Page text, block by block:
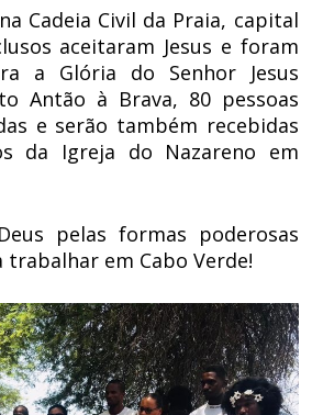
Cadeia Civil da Praia, capital
aceitaram Jesus e foram
a Glória do Senhor Jesus
Antão à Brava, 80 pessoas
e serão também recebidas
da Igreja do Nazareno em
pelas formas poderosas
trabalhar em Cabo Verde!